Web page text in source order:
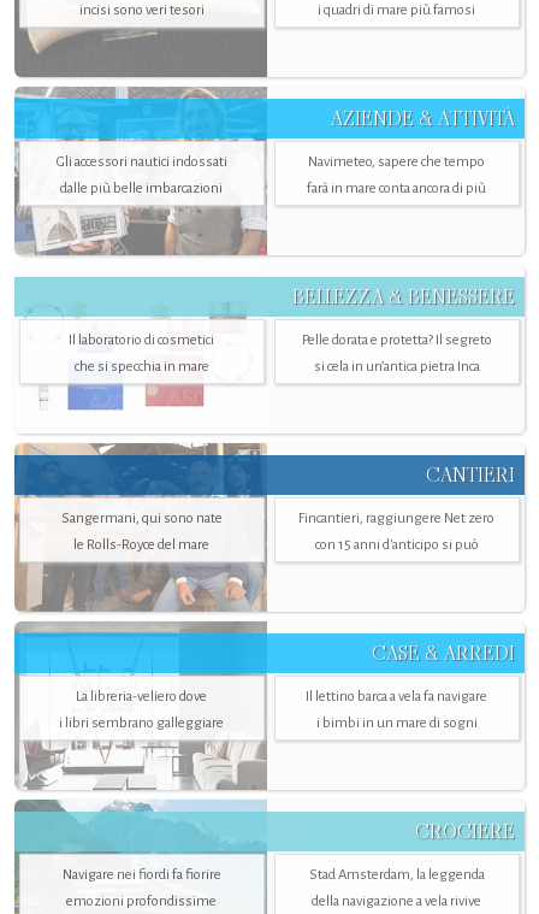
incisi sono veri tesori
i quadri di mare più famosi
AZIENDE & ATTIVITÀ
Gli accessori nautici indossati
dalle più belle imbarcazioni
Navimeteo, sapere che tempo
farà in mare conta ancora di più
BELLEZZA & BENESSERE
Il laboratorio di cosmetici
che si specchia in mare
Pelle dorata e protetta? Il segreto
si cela in un’antica pietra Inca
CANTIERI
Sangermani, qui sono nate
le Rolls-Royce del mare
Fincantieri, raggiungere Net zero
con 15 anni d'anticipo si può
CASE & ARREDI
La libreria-veliero dove
i libri sembrano galleggiare
Il lettino barca a vela fa navigare
i bimbi in un mare di sogni
CROCIERE
Navigare nei fiordi fa fiorire
emozioni profondissime
Stad Amsterdam, la leggenda
della navigazione a vela rivive